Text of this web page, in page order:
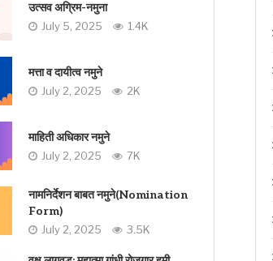
उत्सव अग्रिम-नमुना
July 5, 2025 1.4K
मत्ता व दायीत्व नमुने
July 2, 2025 2K
माहिती अधिकार नमुने
July 2, 2025 7K
नामनिर्देशन बाबत नमुने(Nomination
Form)
July 2, 2025 3.5K